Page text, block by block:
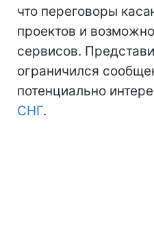
что переговоры
проектов и
сервисов.
ограничился
потенциально
СНГ.